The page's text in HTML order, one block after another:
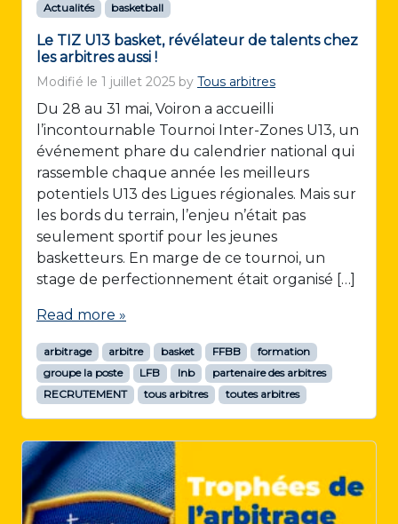
Actualités basketball
Le TIZ U13 basket, révélateur de talents chez
les arbitres aussi !
Modifié le 1 juillet 2025 by Tous arbitres
Du 28 au 31 mai, Voiron a accueilli
l’incontournable Tournoi Inter-Zones U13, un
événement phare du calendrier national qui
rassemble chaque année les meilleurs
potentiels U13 des Ligues régionales. Mais sur
les bords du terrain, l’enjeu n’était pas
seulement sportif pour les jeunes
basketteurs. En marge de ce tournoi, un
stage de perfectionnement était organisé […]
Read more »
arbitrage arbitre basket FFBB
formation
groupe la poste
LFB lnb
partenaire des arbitres
RECRUTEMENT
tous arbitres toutes arbitres